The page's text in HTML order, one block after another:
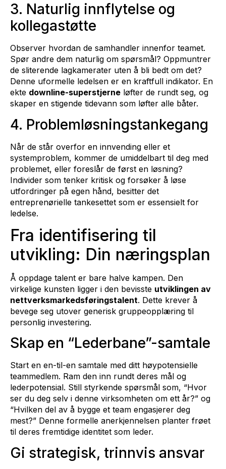
3. Naturlig innflytelse og
kollegastøtte
Observer hvordan de samhandler innenfor teamet.
Spør andre dem naturlig om spørsmål? Oppmuntrer
de sliterende lagkamerater uten å bli bedt om det?
Denne uformelle ledelsen er en kraftfull indikator. En
ekte downline-superstjerne løfter de rundt seg, og
skaper en stigende tidevann som løfter alle båter.
4. Problemløsningstankegang
Når de står overfor en innvending eller et
systemproblem, kommer de umiddelbart til deg med
problemet, eller foreslår de først en løsning?
Individer som tenker kritisk og forsøker å løse
utfordringer på egen hånd, besitter det
entreprenørielle tankesettet som er essensielt for
ledelse.
Fra identifisering til
utvikling: Din næringsplan
Å oppdage talent er bare halve kampen. Den
virkelige kunsten ligger i den bevisste utviklingen av
nettverksmarkedsføringstalent. Dette krever å
bevege seg utover generisk gruppeopplæring til
personlig investering.
Skap en “Lederbane”-samtale
Start en en-til-en samtale med ditt høypotensielle
teammedlem. Ram den inn rundt deres mål og
lederpotensial. Still styrkende spørsmål som, “Hvor
ser du deg selv i denne virksomheten om ett år?” og
“Hvilken del av å bygge et team engasjerer deg
mest?” Denne formelle anerkjennelsen planter frøet
til deres fremtidige identitet som leder.
Gi strategisk, trinnvis ansvar